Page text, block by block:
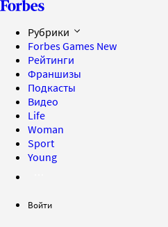
Рубрики
Forbes Games New
Рейтинги
Франшизы
Подкасты
Видео
Life
Woman
Sport
Young
Войти